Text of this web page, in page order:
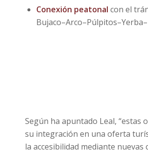
Conexión peatonal con el
Según ha apuntado Leal,
su integración en una oferta
la accesibilidad mediante